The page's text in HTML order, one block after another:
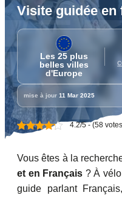
Visite guidée en
Les 25 plus
belles villes
d'Europe
mise à jour 11 Mar 2025
4.2/5 - (58
Vous êtes à la
et en Français ? À
guide parlant